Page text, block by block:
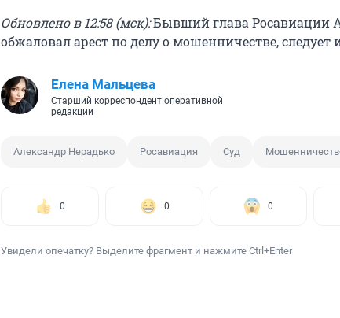
Обновлено в 12:58 (мск):Бывший глава Росавиации
обжаловал арест по делу о мошенничестве, следует
Елена Мальцева
Старший корреспондент оперативной
редакции
Александр Нерадько Росавиация Суд
0 0 0
Увидели опечатку? Выделите фрагмент и нажмите Ctrl+Enter